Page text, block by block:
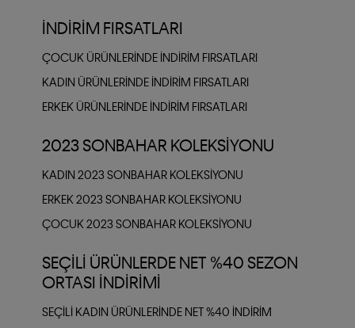
İNDIRIM FIRSATLARI
ÇOCUK ÜRÜNLERINDE İNDIRIM FIRSATLARI
KADIN ÜRÜNLERINDE İNDIRIM FIRSATLARI
ERKEK ÜRÜNLERINDE İNDIRIM FIRSATLARI
2023 SONBAHAR KOLEKSIYONU
KADIN 2023 SONBAHAR KOLEKSIYONU
ERKEK 2023 SONBAHAR KOLEKSIYONU
ÇOCUK 2023 SONBAHAR KOLEKSIYONU
SEÇILI ÜRÜNLERDE NET %40 SEZON
ORTASI İNDIRIMI
SEÇILI KADIN ÜRÜNLERINDE NET %40 İNDIRIM